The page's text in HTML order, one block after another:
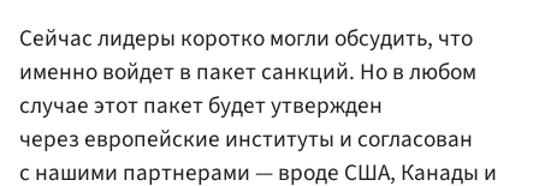
Сейчас лидеры коротко могли обсудить, что
именно войдет в пакет санкций. Но в любом
случае этот пакет будет утвержден
через европейские институты и согласован
с нашими партнерами — вроде США, Канады и